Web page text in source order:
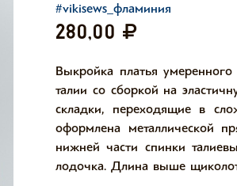
#vikisews_фламиния
280,00
Выкройка платья
талии со сборкой на
складки, переходящие в
оформлена металлической
нижней части спинки
лодочка. Длина выше